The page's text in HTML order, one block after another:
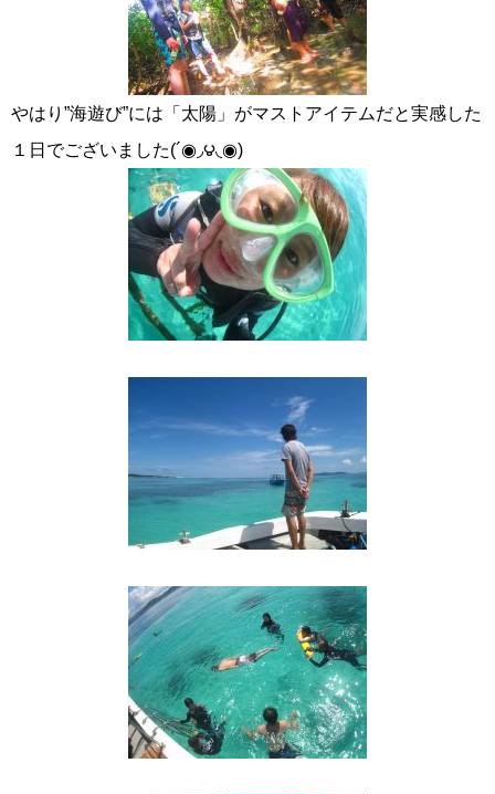
やはり”海遊び”には「太陽」がマストアイテムだと実感した
１日でございました(´◉◞౪◟◉)